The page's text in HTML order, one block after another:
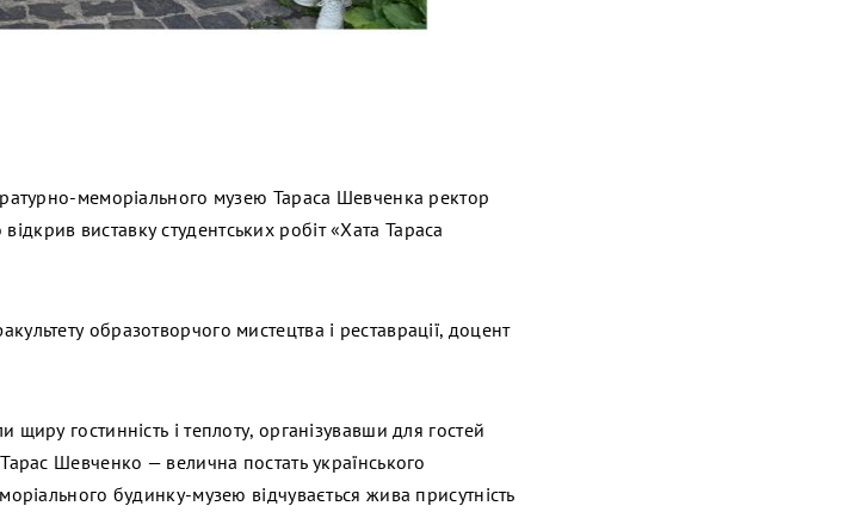
меморіального музею Тараса Шевченка ректор
виставку студентських робіт «Хата Тараса
образотворчого мистецтва і реставрації, доцент
гостинність і теплоту, організувавши для гостей
Шевченко — велична постать українського
будинку-музею відчувається жива присутність